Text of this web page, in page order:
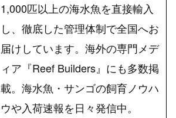
1,000匹以上の海水魚を直接輸入
し、徹底した管理体制で全国へお
届けしています。海外の専門メデ
ィア『Reef Builders』にも多数掲
載。海水魚・サンゴの飼育ノウハ
ウや入荷速報を日々発信中。